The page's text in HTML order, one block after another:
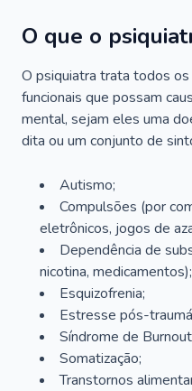
O que o
O psiquiatra trata todos
funcionais que possam
mental, sejam eles uma
dita ou um conjunto de
Autismo;
Compulsões (por
eletrônicos, jogos de
Dependência de
nicotina, medicamentos);
Esquizofrenia;
Estresse pós-
Síndrome de
Somatização;
Transtornos